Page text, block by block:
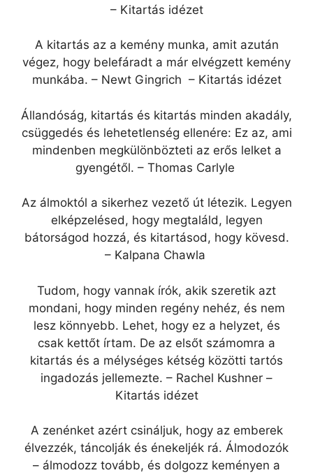
– Kitartás idézet
A kitartás az a kemény munka, amit azután
végez, hogy belefáradt a már elvégzett kemény
munkába. – Newt Gingrich – Kitartás idézet
Állandóság, kitartás és kitartás minden akadály,
csüggedés és lehetetlenség ellenére: Ez az, ami
mindenben megkülönbözteti az erős lelket a
gyengétől. – Thomas Carlyle
Az álmoktól a sikerhez vezető út létezik. Legyen
elképzelésed, hogy megtaláld, legyen
bátorságod hozzá, és kitartásod, hogy kövesd.
– Kalpana Chawla
Tudom, hogy vannak írók, akik szeretik azt
mondani, hogy minden regény nehéz, és nem
lesz könnyebb. Lehet, hogy ez a helyzet, és
csak kettőt írtam. De az elsőt számomra a
kitartás és a mélységes kétség közötti tartós
ingadozás jellemezte. – Rachel Kushner –
Kitartás idézet
A zenénket azért csináljuk, hogy az emberek
élvezzék, táncolják és énekeljék rá. Álmodozók
– álmodozz tovább, és dolgozz keményen a